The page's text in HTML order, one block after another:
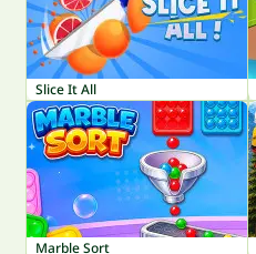
Slice It All
Marble Sort